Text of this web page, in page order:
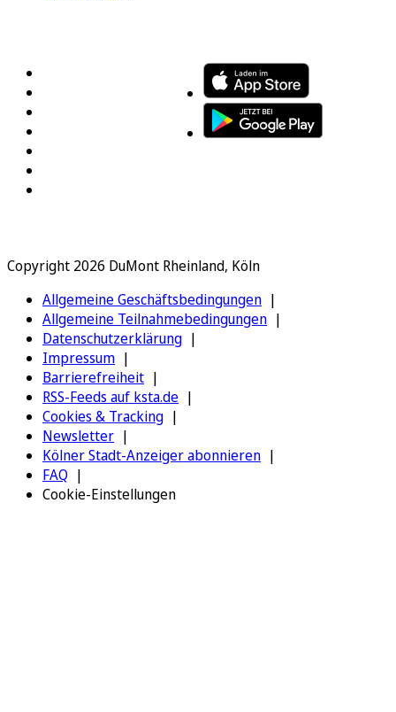
Copyright 2026 DuMont Rheinland, Köln
Allgemeine Geschäftsbedingungen
Allgemeine Teilnahmebedingungen
Datenschutzerklärung
Impressum
Barrierefreiheit
RSS-Feeds auf ksta.de
Cookies & Tracking
Newsletter
Kölner Stadt-Anzeiger abonnieren
FAQ
Cookie-Einstellungen